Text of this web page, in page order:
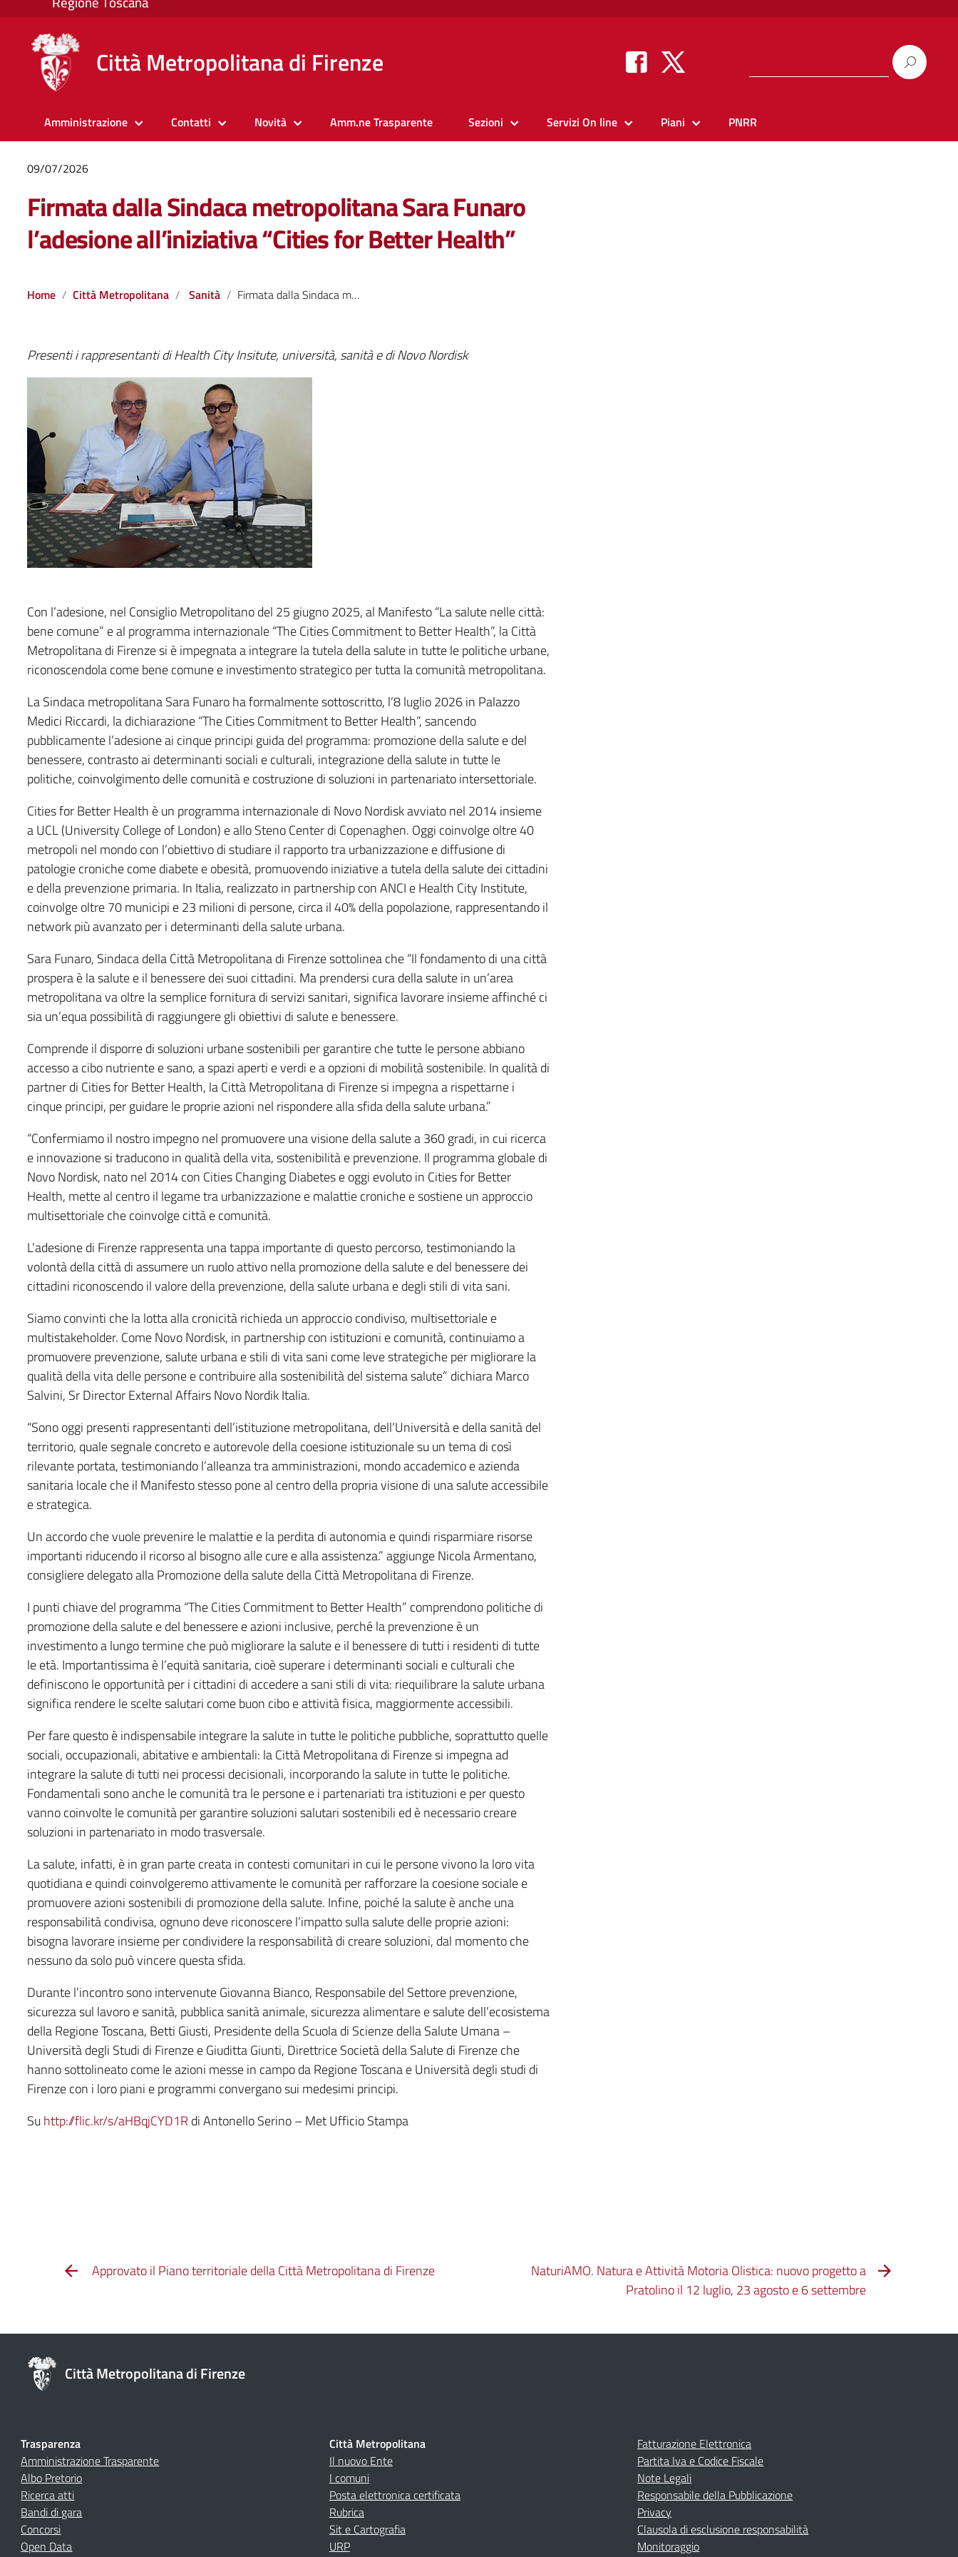
Città Metropolitana di Firenze
Amministrazione Contatti Novità Amm.ne Trasparente Sezioni Servizi On line Piani PNRR
09/07/2026
Firmata dalla Sindaca metropolitana Sara Funaro
l’adesione all’iniziativa “Cities for Better Health”
Home Città Metropolitana Sanità Firmata dalla Sindaca metropolitana Sara Funaro l’adesione all’iniziativa “Cities for Better Health”
Presenti i rappresentanti di Health City Insitute, università, sanità e di Novo Nordisk
Con l’adesione, nel Consiglio Metropolitano del 25 giugno 2025, al Manifesto “La salute nelle città:
bene comune” e al programma internazionale “The Cities Commitment to Better Health”, la Città
Metropolitana di Firenze si è impegnata a integrare la tutela della salute in tutte le politiche urbane,
riconoscendola come bene comune e investimento strategico per tutta la comunità metropolitana.
La Sindaca metropolitana Sara Funaro ha formalmente sottoscritto, l’8 luglio 2026 in Palazzo
Medici Riccardi, la dichiarazione “The Cities Commitment to Better Health”, sancendo
pubblicamente l’adesione ai cinque principi guida del programma: promozione della salute e del
benessere, contrasto ai determinanti sociali e culturali, integrazione della salute in tutte le
politiche, coinvolgimento delle comunità e costruzione di soluzioni in partenariato intersettoriale.
Cities for Better Health è un programma internazionale di Novo Nordisk avviato nel 2014 insieme
a UCL (University College of London) e allo Steno Center di Copenaghen. Oggi coinvolge oltre 40
metropoli nel mondo con l’obiettivo di studiare il rapporto tra urbanizzazione e diffusione di
patologie croniche come diabete e obesità, promuovendo iniziative a tutela della salute dei cittadini
e della prevenzione primaria. In Italia, realizzato in partnership con ANCI e Health City Institute,
coinvolge oltre 70 municipi e 23 milioni di persone, circa il 40% della popolazione, rappresentando il
network più avanzato per i determinanti della salute urbana.
Sara Funaro, Sindaca della Città Metropolitana di Firenze sottolinea che “Il fondamento di una città
prospera è la salute e il benessere dei suoi cittadini. Ma prendersi cura della salute in un’area
metropolitana va oltre la semplice fornitura di servizi sanitari, significa lavorare insieme affinché ci
sia un’equa possibilità di raggiungere gli obiettivi di salute e benessere.
Comprende il disporre di soluzioni urbane sostenibili per garantire che tutte le persone abbiano
accesso a cibo nutriente e sano, a spazi aperti e verdi e a opzioni di mobilità sostenibile. In qualità di
partner di Cities for Better Health, la Città Metropolitana di Firenze si impegna a rispettarne i
cinque principi, per guidare le proprie azioni nel rispondere alla sfida della salute urbana.”
“Confermiamo il nostro impegno nel promuovere una visione della salute a 360 gradi, in cui ricerca
e innovazione si traducono in qualità della vita, sostenibilità e prevenzione. Il programma globale di
Novo Nordisk, nato nel 2014 con Cities Changing Diabetes e oggi evoluto in Cities for Better
Health, mette al centro il legame tra urbanizzazione e malattie croniche e sostiene un approccio
multisettoriale che coinvolge città e comunità.
L’adesione di Firenze rappresenta una tappa importante di questo percorso, testimoniando la
volontà della città di assumere un ruolo attivo nella promozione della salute e del benessere dei
cittadini riconoscendo il valore della prevenzione, della salute urbana e degli stili di vita sani.
Siamo convinti che la lotta alla cronicità richieda un approccio condiviso, multisettoriale e
multistakeholder. Come Novo Nordisk, in partnership con istituzioni e comunità, continuiamo a
promuovere prevenzione, salute urbana e stili di vita sani come leve strategiche per migliorare la
qualità della vita delle persone e contribuire alla sostenibilità del sistema salute” dichiara Marco
Salvini, Sr Director External Affairs Novo Nordik Italia.
“Sono oggi presenti rappresentanti dell’istituzione metropolitana, dell’Università e della sanità del
territorio, quale segnale concreto e autorevole della coesione istituzionale su un tema di così
rilevante portata, testimoniando l’alleanza tra amministrazioni, mondo accademico e azienda
sanitaria locale che il Manifesto stesso pone al centro della propria visione di una salute accessibile
e strategica.
Un accordo che vuole prevenire le malattie e la perdita di autonomia e quindi risparmiare risorse
importanti riducendo il ricorso al bisogno alle cure e alla assistenza.” aggiunge Nicola Armentano,
consigliere delegato alla Promozione della salute della Città Metropolitana di Firenze.
I punti chiave del programma “The Cities Commitment to Better Health” comprendono politiche di
promozione della salute e del benessere e azioni inclusive, perché la prevenzione è un
investimento a lungo termine che può migliorare la salute e il benessere di tutti i residenti di tutte
le età. Importantissima è l’equità sanitaria, cioè superare i determinanti sociali e culturali che
definiscono le opportunità per i cittadini di accedere a sani stili di vita: riequilibrare la salute urbana
significa rendere le scelte salutari come buon cibo e attività fisica, maggiormente accessibili.
Per fare questo è indispensabile integrare la salute in tutte le politiche pubbliche, soprattutto quelle
sociali, occupazionali, abitative e ambientali: la Città Metropolitana di Firenze si impegna ad
integrare la salute di tutti nei processi decisionali, incorporando la salute in tutte le politiche.
Fondamentali sono anche le comunità tra le persone e i partenariati tra istituzioni e per questo
vanno coinvolte le comunità per garantire soluzioni salutari sostenibili ed è necessario creare
soluzioni in partenariato in modo trasversale.
La salute, infatti, è in gran parte creata in contesti comunitari in cui le persone vivono la loro vita
quotidiana e quindi coinvolgeremo attivamente le comunità per rafforzare la coesione sociale e
promuovere azioni sostenibili di promozione della salute. Infine, poiché la salute è anche una
responsabilità condivisa, ognuno deve riconoscere l’impatto sulla salute delle proprie azioni:
bisogna lavorare insieme per condividere la responsabilità di creare soluzioni, dal momento che
nessuno da solo può vincere questa sfida.
Durante l’incontro sono intervenute Giovanna Bianco, Responsabile del Settore prevenzione,
sicurezza sul lavoro e sanità, pubblica sanità animale, sicurezza alimentare e salute dell’ecosistema
della Regione Toscana, Betti Giusti, Presidente della Scuola di Scienze della Salute Umana –
Università degli Studi di Firenze e Giuditta Giunti, Direttrice Società della Salute di Firenze che
hanno sottolineato come le azioni messe in campo da Regione Toscana e Università degli studi di
Firenze con i loro piani e programmi convergano sui medesimi principi.
Su http://flic.kr/s/aHBqjCYD1R di Antonello Serino – Met Ufficio Stampa
Approvato il Piano territoriale della Città Metropolitana di Firenze
NaturiAMO. Natura e Attività Motoria Olistica: nuovo progetto a
Pratolino il 12 luglio, 23 agosto e 6 settembre
Città Metropolitana di Firenze
Trasparenza
Amministrazione Trasparente
Albo Pretorio
Ricerca atti
Bandi di gara
Concorsi
Open Data
Città Metropolitana
Il nuovo Ente
I comuni
Posta elettronica certificata
Rubrica
Sit e Cartografia
URP
Fatturazione Elettronica
Partita Iva e Codice Fiscale
Note Legali
Responsabile della Pubblicazione
Privacy
Clausola di esclusione responsabilità
Monitoraggio